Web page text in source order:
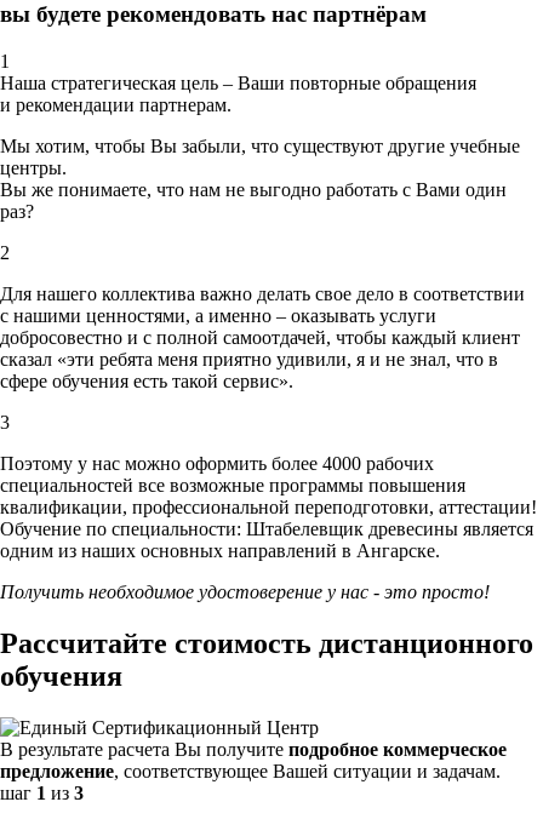
вы будете рекомендовать нас партнёрам
1
Наша стратегическая цель – Ваши повторные обращения
и рекомендации партнерам.
Мы хотим, чтобы Вы забыли, что существуют другие учебные
центры.
Вы же понимаете, что нам не выгодно работать с Вами один
раз?
2
Для нашего коллектива важно делать свое дело в соответствии
с нашими ценностями, а именно – оказывать услуги
добросовестно и с полной самоотдачей, чтобы каждый клиент
сказал «эти ребята меня приятно удивили, я и не знал, что в
сфере обучения есть такой сервис».
3
Поэтому у нас можно оформить более 4000 рабочих
специальностей все возможные программы повышения
квалификации, профессиональной переподготовки, аттестации!
Обучение по специальности: Штабелевщик древесины является
одним из наших основных направлений в Ангарске.
Получить необходимое удостоверение у нас - это просто!
Рассчитайте стоимость дистанционного
обучения
В результате расчета Вы получите подробное коммерческое
предложение, соответствующее Вашей ситуации и задачам.
шаг 1 из 3